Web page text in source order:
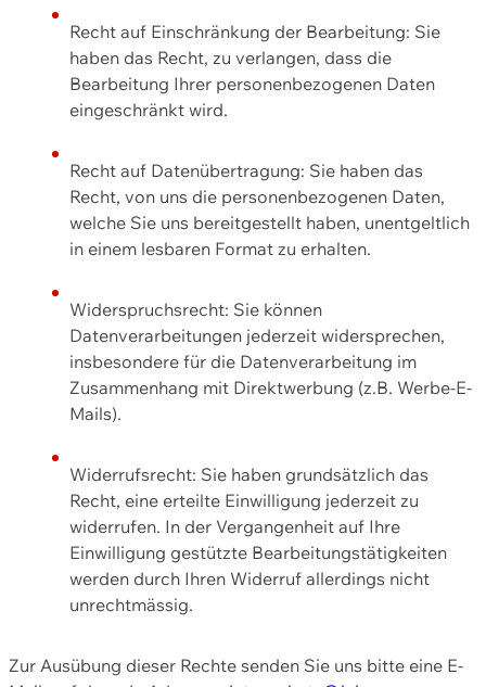
Recht auf Einschränkung der Bearbeitung: Sie
haben das Recht, zu verlangen, dass die
Bearbeitung Ihrer personenbezogenen Daten
eingeschränkt wird.
Recht auf Datenübertragung: Sie haben das
Recht, von uns die personenbezogenen Daten,
welche Sie uns bereitgestellt haben, unentgeltlich
in einem lesbaren Format zu erhalten.
Widerspruchsrecht: Sie können
Datenverarbeitungen jederzeit widersprechen,
insbesondere für die Datenverarbeitung im
Zusammenhang mit Direktwerbung (z.B. Werbe-E-
Mails).
Widerrufsrecht: Sie haben grundsätzlich das
Recht, eine erteilte Einwilligung jederzeit zu
widerrufen. In der Vergangenheit auf Ihre
Einwilligung gestützte Bearbeitungstätigkeiten
werden durch Ihren Widerruf allerdings nicht
unrechtmässig.
Zur Ausübung dieser Rechte senden Sie uns bitte eine E-